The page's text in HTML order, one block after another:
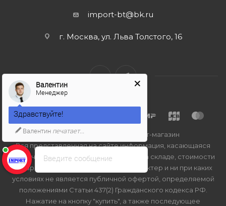
import-bt@bk.ru
г. Москва, ул. Льва Толстого, 16
2026 © Import-bt.ru - интернет-магазин
Вся представленная на сайте информация, касающаяся
технических характеристик, наличия на складе, стоимости
товаров, носит информационный характер и ни при каких
условиях не является публичной офертой, определяемой
положениями Статьи 437(2) Гражданского кодекса РФ.
Нажатие на кнопку "купить", а также последующее
Введите сообщение
Валентин
Менеджер
Здравствуйте!
Валентин печатает...